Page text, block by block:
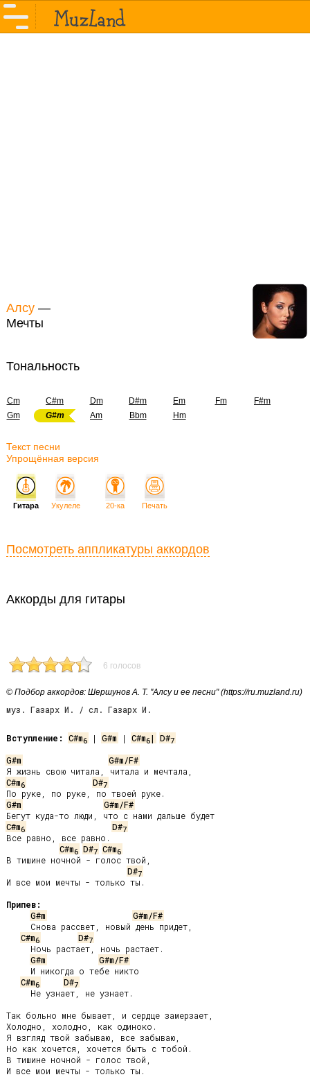
Алсу —
Мечты
Тональность
Cm C#m Dm D#m Em Fm
F#m
Gm
G#m Am Bbm Hm
Текст песни
Упрощённая версия
Аккорды для гитары
6 голосов
© Подбор аккордов: Шершунов А. Т. "Алсу и ее песни" (https://ru.muzland.ru)
муз. Газарх И. / сл. Газарх И.
Вступление: C#m6 | G#m | C#m6| D#7
G#m
G#m/F#
C#m6 D#7
G#m
G#m/F#
C#m6 D#7
Все равно, все равно.
C#m6 D#7 C#m6
В тишине ночной - голос твой,
D#7
И все мои мечты - только ты.
Припев:
G#m
G#m/F#
C#m6 D#7
G#m
G#m/F#
C#m6 D#7
Так больно мне бывает, и сердце замерзает,
Холодно, холодно, как одиноко.
Я взгляд твой забываю, все забываю,
Но как хочется, хочется быть с тобой.
В тишине ночной - голос твой,
И все мои мечты - только ты.
Гитара Укулеле 20-ка Печать
Посмотреть аппликатуры аккордов